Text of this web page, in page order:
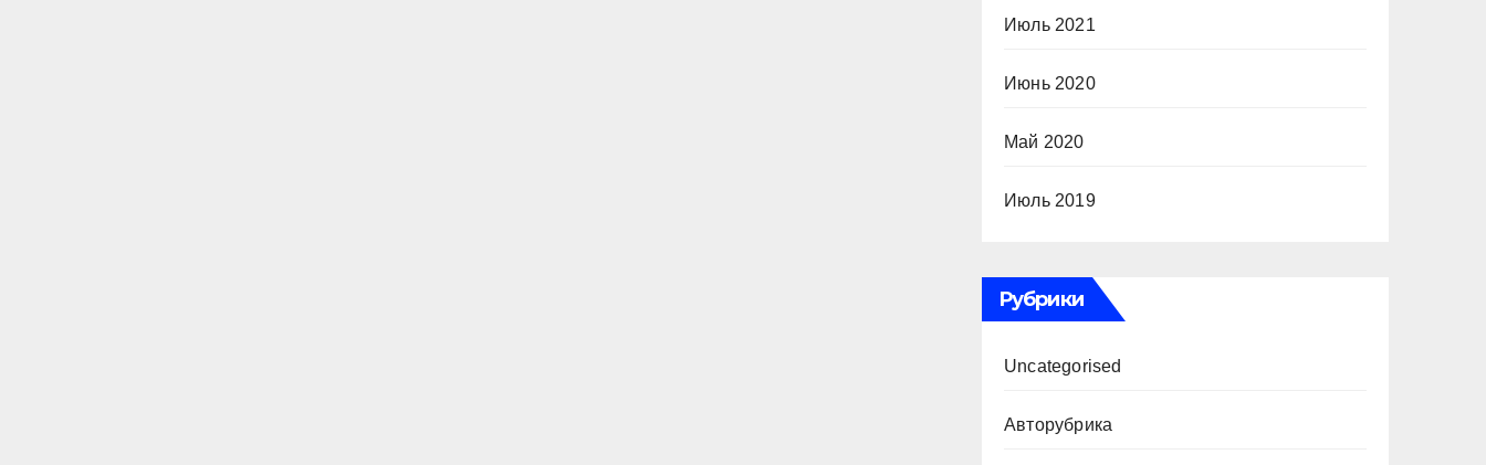
Июль 2021
Июнь 2020
Май 2020
Июль 2019
Рубрики
Uncategorised
Авторубрика